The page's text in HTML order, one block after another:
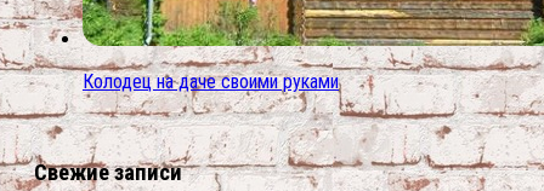
Колодец на даче своими руками
Свежие записи